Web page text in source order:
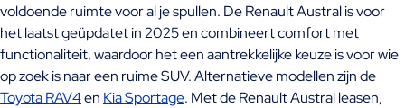
voldoende ruimte voor al je spullen. De Renault Austral is voor
het laatst geüpdatet in 2025 en combineert comfort met
functionaliteit, waardoor het een aantrekkelijke keuze is voor wie
op zoek is naar een ruime SUV. Alternatieve modellen zijn de
Toyota RAV4en Kia Sportage. Met de Renault Austral leasen,